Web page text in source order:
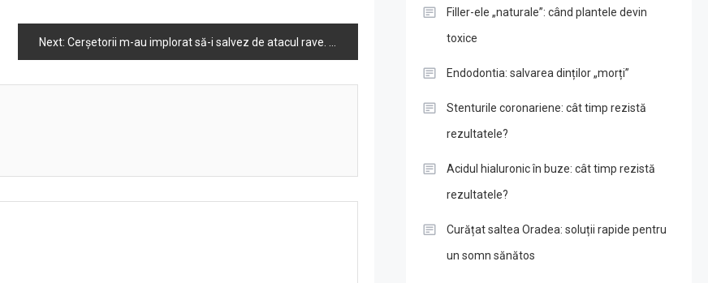
Next: Cerşetorii m-au implorat să-i salvez de atacul rave. Ce trebuia să fac?
Filler-ele „naturale”: când plantele devin
toxice
Endodontia: salvarea dinților „morți”
Stenturile coronariene: cât timp rezistă
rezultatele?
Acidul hialuronic în buze: cât timp rezistă
rezultatele?
Curățat saltea Oradea: soluții rapide pentru
un somn sănătos